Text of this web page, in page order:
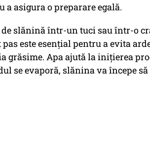
a asigura o preparare egală.
slănină într-un tuci sau într-o
pas este esențial pentru a evita
grăsime. Apa ajută la inițierea
se evaporă, slănina va începe